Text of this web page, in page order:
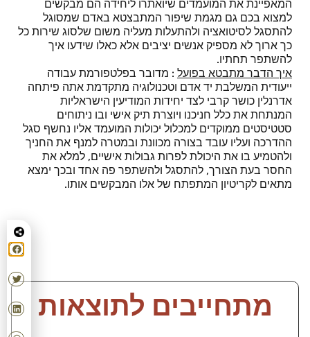
המאפיינת את המועמדים שיואתרו ליחידה הם מבקשים
למצוא בכם גם מגמת שיפור המתבצטא באדם שמסוגל
להתסגל לסיטואציה ולהתעלות מעליה משום שלסוג שירות כל
כך ארוך לא מספיק אנשים יציבים אלא כאלו שידעו איך
להשתפר תחתיו.
איך הדבר מתבטא בפועל : מדובר בפלטפורמת עבודה
ייעודית המשלבת יד אדם וטכנולוגיה מתקדמת אתה פיתחה
אדרנלין כושר קרבי לצד יחידות המודיעין הישראליות
המנתחת את כלל חניכנו ויוצרת תיק אישי ובו ניתוחים
סטטיסטים ממוקדים למכלול יכולות המועמד אליו נחשף סגל
ההדרכה ועליו עובד בצורה מכוונת ובמטרה למנף את החניך
ולהטמיע בו את היכולת לפרות גבולות אישיים, למלא את
החסר בעת הצורך, להתסגל ולהשתפר פה אחד ובכך ימצא
מתאים לקריטיון המתפתח של אלו המבקשים אותו.
מתחייבים לתוצאות